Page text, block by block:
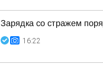
Зарядка со стражем
16:22